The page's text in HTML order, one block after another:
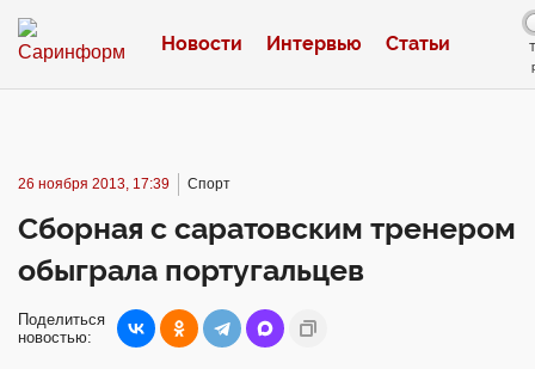
Новости Интервью Статьи
26 ноября 2013, 17:39 Спорт
Сборная с саратовским тренером
обыграла португальцев
Поделиться
новостью: